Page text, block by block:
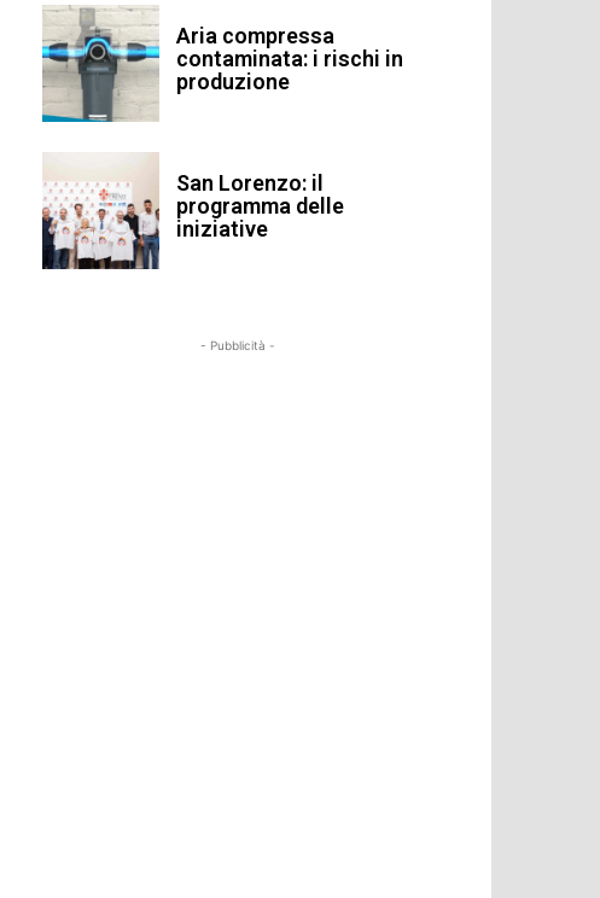
Aria compressa
contaminata: i rischi in
produzione
San Lorenzo: il
programma delle
iniziative
- Pubblicità -